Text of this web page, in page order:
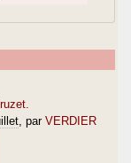
, par VERDIER